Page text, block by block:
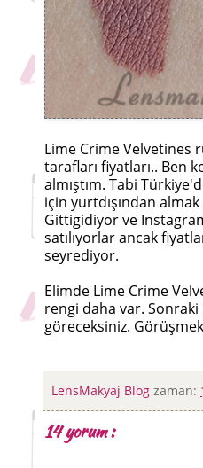
Lime Crime Velvetines
tarafları fiyatları.. Ben
almıştım. Tabi
için yurtdışından
Gittigidiyor ve
satılıyorlar ancak
seyrediyor.
Elimde Lime Crime
rengi daha var. Sonraki
göreceksiniz.
LensMakyaj Blog zaman:
14 yorum :